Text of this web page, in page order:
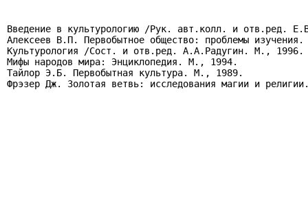
Введение в культурологию /Рук. авт.колл. и отв.ред.
Алексеев В.П. Первобытное общество: проблемы
Культурология /Сост. и отв.ред. А.А.Радугин. М., 1996.
Мифы народов мира: Энциклопедия. М., 1994.
Тайлор Э.Б. Первобытная культура. М., 1989.
Фрэзер Дж. Золотая ветвь: исследования магии и